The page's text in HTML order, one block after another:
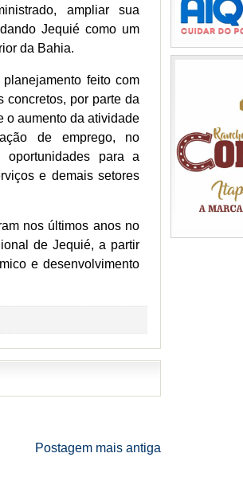
ampliar sua
Jequié como um
da Bahia.
feito com
concretos, por parte da
o aumento da atividade
de emprego, no
para a
e demais setores
nos últimos anos no
de Jequié, a partir
e desenvolvimento
Postagem mais antiga